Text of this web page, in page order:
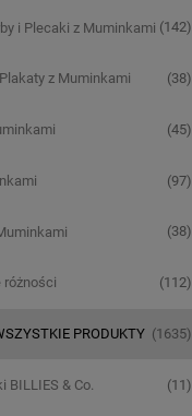
i Plecaki z Muminkami (142)
z Muminkami (38)
(45)
(97)
(38)
różności (112)
PRODUKTY (1635)
BILLIES & Co. (11)